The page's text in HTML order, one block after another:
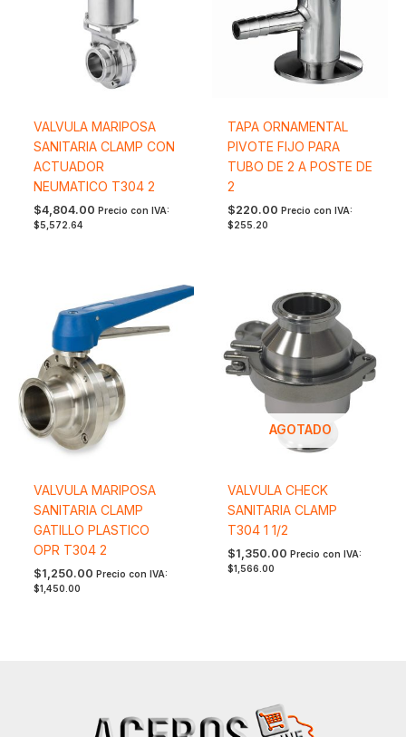
VALVULA MARIPOSA
SANITARIA CLAMP CON
ACTUADOR
NEUMATICO T304 2
$4,804.00 Precio con IVA:
$5,572.64
TAPA ORNAMENTAL
PIVOTE FIJO PARA
TUBO DE 2 A POSTE DE
2
$220.00 Precio con IVA:
$255.20
VALVULA MARIPOSA
SANITARIA CLAMP
GATILLO PLASTICO
OPR T304 2
$1,250.00 Precio con IVA:
$1,450.00
AGOTADO
VALVULA CHECK
SANITARIA CLAMP
T304 1 1/2
$1,350.00 Precio con IVA:
$1,566.00